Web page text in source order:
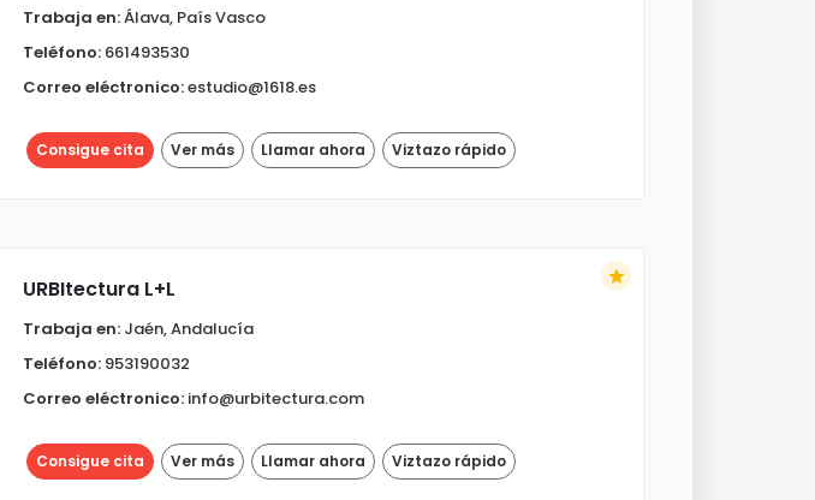
Trabaja en:Álava, País Vasco
Teléfono: 661493530
Correo eléctronico:estudio@1618.es
Consigue cita Ver más Llamar ahora Viztazo rápido
URBItectura L+L
Trabaja en: Jaén, Andalucía
Teléfono: 953190032
Correo eléctronico: info@urbitectura.com
Consigue cita Ver más Llamar ahora Viztazo rápido
star